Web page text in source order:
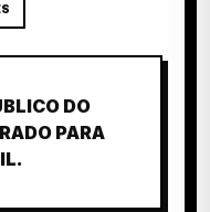
DO
PARA